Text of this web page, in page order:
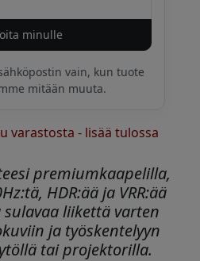
minulle
vain, kun tuote
mitään muuta.
varastosta - lisää tulossa
premiumkaapelilla,
HDR:ää ja VRR:ää
liikettä varten
ja työskentelyyn
tai projektorilla.